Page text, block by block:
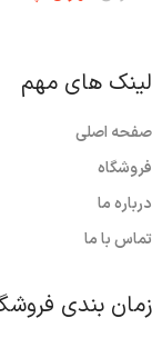
لینک های مهم
صفحه اصلی
فروشگاه
درباره ما
تماس با ما
زمان بندی